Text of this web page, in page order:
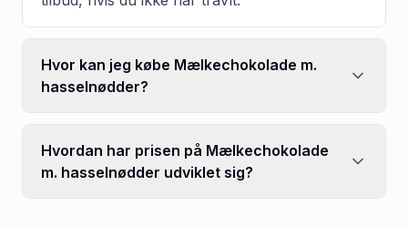
Hvor kan jeg købe Mælkechokolade m.
hasselnødder?
Hvordan har prisen på Mælkechokolade
m. hasselnødder udviklet sig?